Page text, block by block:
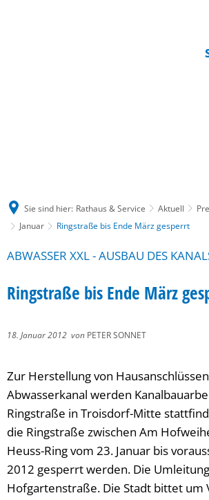
Sie sind hier: Rathaus & Service Aktuell
Januar
Ringstraße bis Ende März gesperrt
ABWASSER XXL - AUSBAU DES
Ringstraße bis Ende März
18. Januar 2012 von PETER SONNET
Zur Herstellung von
Abwasserkanal werden
Ringstraße in Troisdorf-Mitte
die Ringstraße zwischen Am
Heuss-Ring vom 23. Januar bis
2012 gesperrt werden. Die
Hofgartenstraße. Die Stadt bittet um